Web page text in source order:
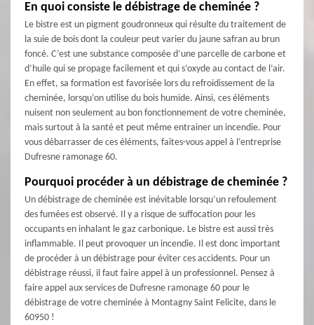
En quoi consiste le débistrage de cheminée ?
Le bistre est un pigment goudronneux qui résulte du traitement de
la suie de bois dont la couleur peut varier du jaune safran au brun
foncé. C’est une substance composée d’une parcelle de carbone et
d’huile qui se propage facilement et qui s’oxyde au contact de l’air.
En effet, sa formation est favorisée lors du refroidissement de la
cheminée, lorsqu’on utilise du bois humide. Ainsi, ces éléments
nuisent non seulement au bon fonctionnement de votre cheminée,
mais surtout à la santé et peut même entrainer un incendie. Pour
vous débarrasser de ces éléments, faites-vous appel à l’entreprise
Dufresne ramonage 60.
Pourquoi procéder à un débistrage de cheminée ?
Un débistrage de cheminée est inévitable lorsqu’un refoulement
des fumées est observé. Il y a risque de suffocation pour les
occupants en inhalant le gaz carbonique. Le bistre est aussi très
inflammable. Il peut provoquer un incendie. Il est donc important
de procéder à un débistrage pour éviter ces accidents. Pour un
débistrage réussi, il faut faire appel à un professionnel. Pensez à
faire appel aux services de Dufresne ramonage 60 pour le
débistrage de votre cheminée à Montagny Saint Felicite, dans le
60950 !